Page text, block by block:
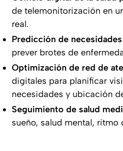
de telemonitorización en
real.
Predicción de
prever brotes de
Optimización de red de
digitales para planificar
necesidades y ubicación
Seguimiento de salud
sueño, salud mental,